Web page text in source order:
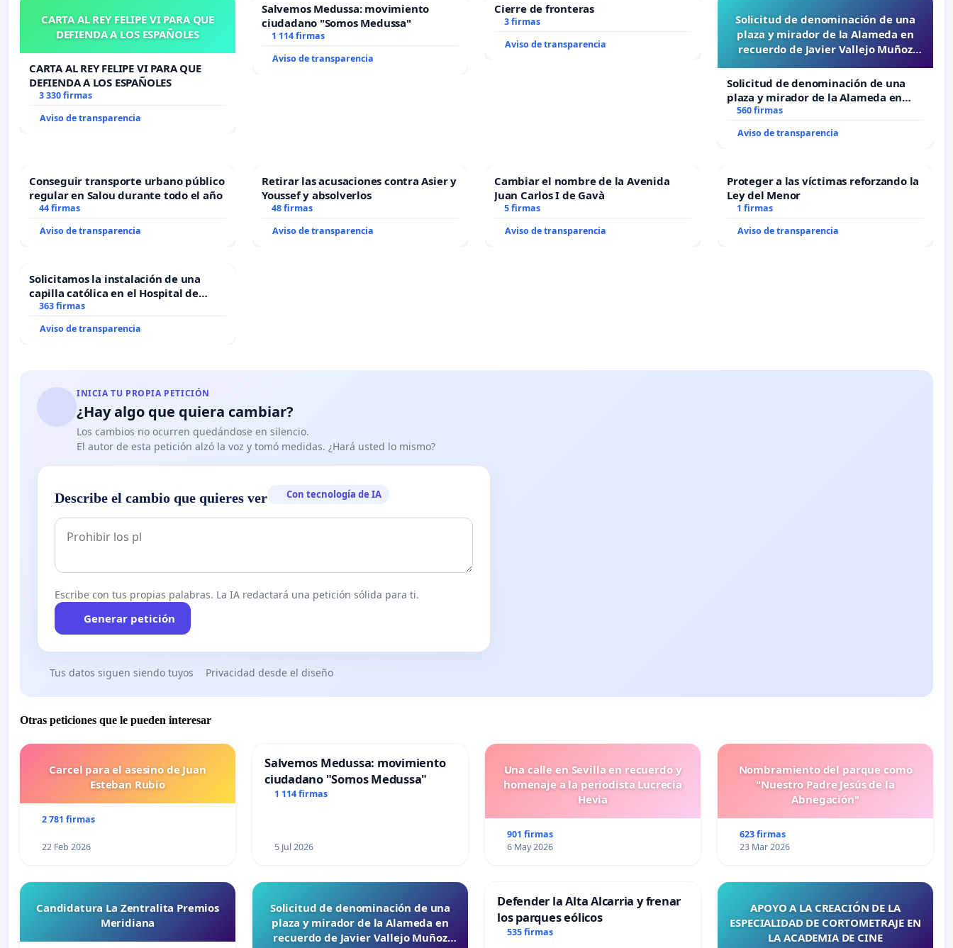
CARTA AL REY FELIPE VI PARA QUE
DEFIENDA A LOS ESPAÑOLES
CARTA AL REY FELIPE VI PARA QUE
DEFIENDA A LOS ESPAÑOLES
3 330 firmas
Aviso de transparencia
Salvemos Medussa: movimiento
ciudadano "Somos Medussa"
1 114 firmas
Aviso de transparencia
Cierre de fronteras
3 firmas
Aviso de transparencia
Solicitud de denominación de una
plaza y mirador de la Alameda en
recuerdo de Javier Vallejo Muñoz
Solicitud de denominación de una
plaza y mirador de la Alameda en
recuerdo de Javier Vallejo Muñoz
560 firmas
Aviso de transparencia
Conseguir transporte urbano público
regular en Salou durante todo el año
44 firmas
Aviso de transparencia
Retirar las acusaciones contra Asier y
Youssef y absolverlos
48 firmas
Aviso de transparencia
Cambiar el nombre de la Avenida
Juan Carlos I de Gavà
5 firmas
Aviso de transparencia
Proteger a las víctimas reforzando la
Ley del Menor
1 firmas
Aviso de transparencia
Solicitamos la instalación de una
capilla católica en el Hospital de
Alcañiz
363 firmas
Aviso de transparencia
INICIA TU PROPIA PETICIÓN
¿Hay algo que quiera cambiar?
Los cambios no ocurren quedándose en silencio.
El autor de esta petición alzó la voz y tomó medidas. ¿Hará usted lo mismo?
Describe el cambio que quieres ver Con tecnología de IA
Escribe con tus propias palabras. La IA redactará una petición sólida para ti.
Generar petición
Tus datos siguen siendo tuyos Privacidad desde el diseño
Otras peticiones que le pueden interesar
Carcel para el asesino de Juan
Esteban Rubio
2 781 firmas
22 Feb 2026
Salvemos Medussa: movimiento
ciudadano "Somos Medussa"
1 114 firmas
5 Jul 2026
Una calle en Sevilla en recuerdo y
homenaje a la periodista Lucrecia
Hevia
901 firmas
6 May 2026
Nombramiento del parque como
"Nuestro Padre Jesús de la
Abnegación"
623 firmas
23 Mar 2026
Candidatura La Zentralita Premios
Meridiana
Solicitud de denominación de una
plaza y mirador de la Alameda en
recuerdo de Javier Vallejo Muñoz
Defender la Alta Alcarria y frenar
los parques eólicos
535 firmas
APOYO A LA CREACIÓN DE LA
ESPECIALIDAD DE CORTOMETRAJE EN
LA ACADEMIA DE CINE